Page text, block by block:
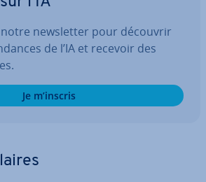
notre news­let­ter pour découvrir
de l’IA et recevoir des
Je m’inscris